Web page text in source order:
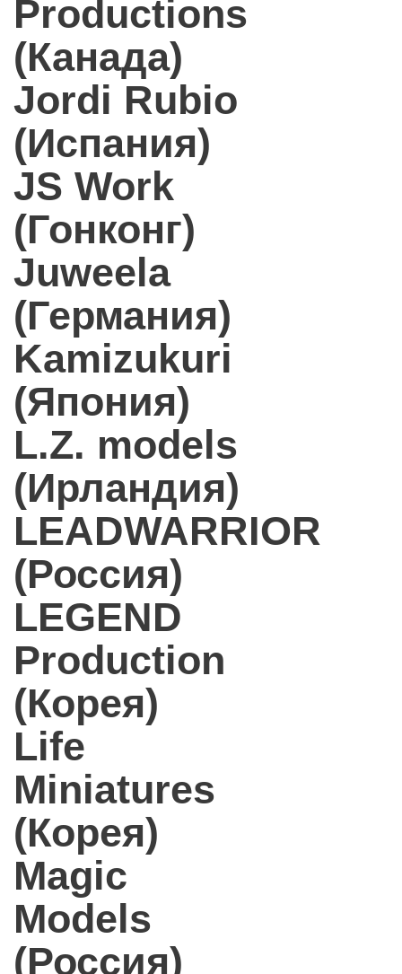
Productions
(Канада)
Jordi Rubio
(Испания)
JS Work
(Гонконг)
Juweela
(Германия)
Kamizukuri
(Япония)
L.Z. models
(Ирландия)
LEADWARRIOR
(Россия)
LEGEND
Production
(Корея)
Life
Miniatures
(Корея)
Magic
Models
(Россия)